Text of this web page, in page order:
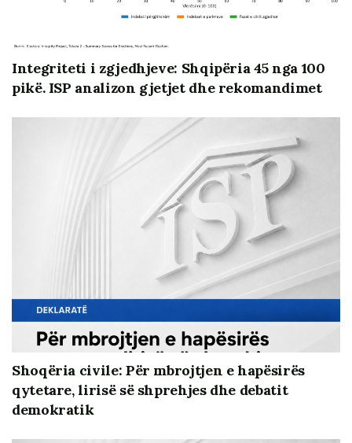
Integriteti i zgjedhjeve: Shqipëria 45 nga 100
pikë. ISP analizon gjetjet dhe rekomandimet
Shoqëria civile: Për mbrojtjen e hapësirës
qytetare, lirisë së shprehjes dhe debatit
demokratik